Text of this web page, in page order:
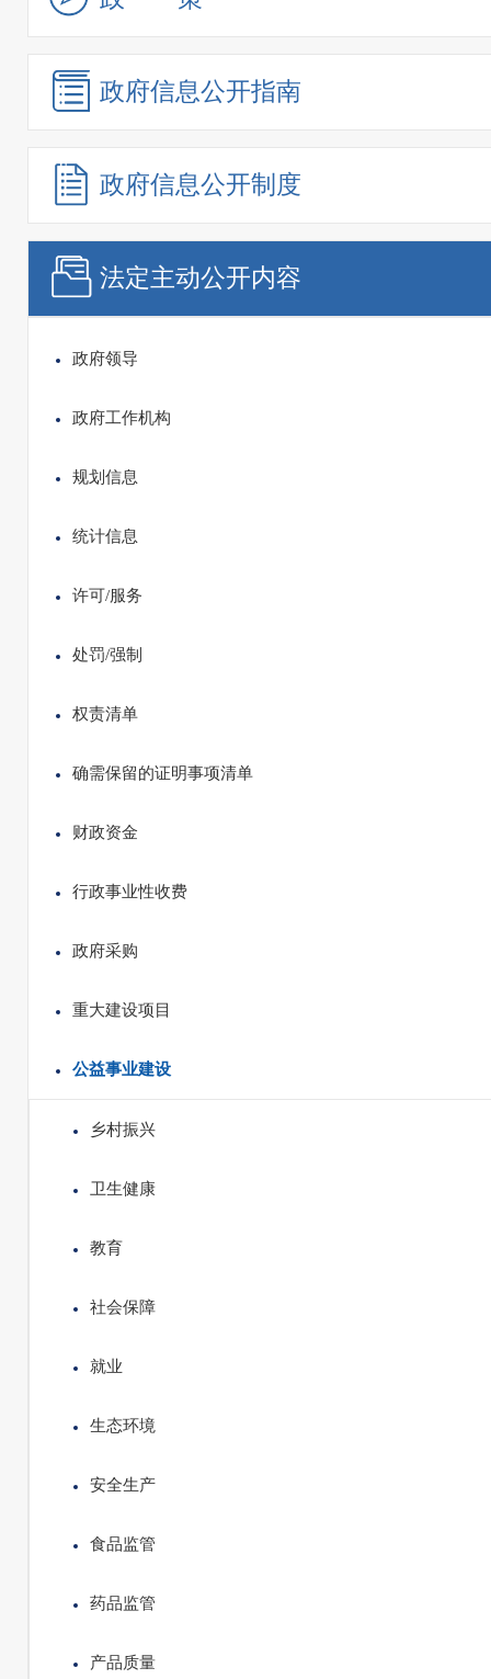
政府信息公开指南
政府信息公开制度
法定主动公开内容
政府领导
政府工作机构
规划信息
统计信息
许可/服务
处罚/强制
权责清单
确需保留的证明事项清单
财政资金
行政事业性收费
政府采购
重大建设项目
公益事业建设
乡村振兴
卫生健康
教育
社会保障
就业
生态环境
安全生产
食品监管
药品监管
产品质量